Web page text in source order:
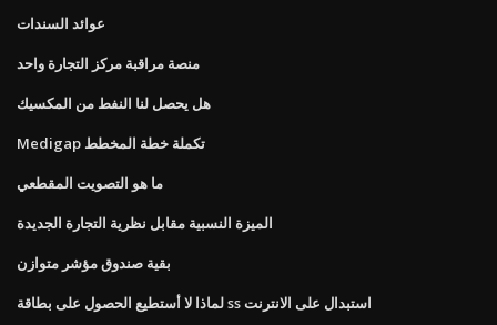
عوائد السندات
منصة مراقبة مركز التجارة واحد
هل يحصل لنا النفط من المكسيك
Medigap تكملة خطة المخطط
ما هو التصويت المقطعي
الميزة النسبية مقابل نظرية التجارة الجديدة
بقية صندوق مؤشر متوازن
لماذا لا أستطيع الحصول على بطاقة ss استبدال على الانترنت